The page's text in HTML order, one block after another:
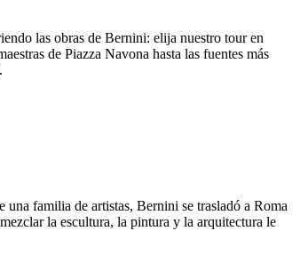
las obras de Bernini: elija nuestro tour en
de Piazza Navona hasta las fuentes más
familia de artistas, Bernini se trasladó a Roma
la escultura, la pintura y la arquitectura le